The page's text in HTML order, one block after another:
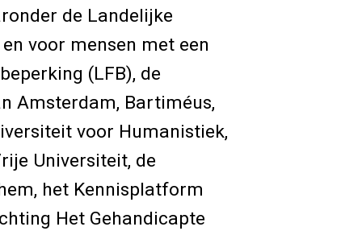
de Landelijke
voor mensen met een
(LFB), de
Amsterdam, Bartiméus,
voor Humanistiek,
Universiteit, de
het Kennisplatform
Het Gehandicapte